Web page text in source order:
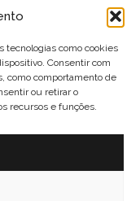
tecnologias como cookies
Consentir com
como comportamento de
ou retirar o
recursos e funções.
Cookies (UE)